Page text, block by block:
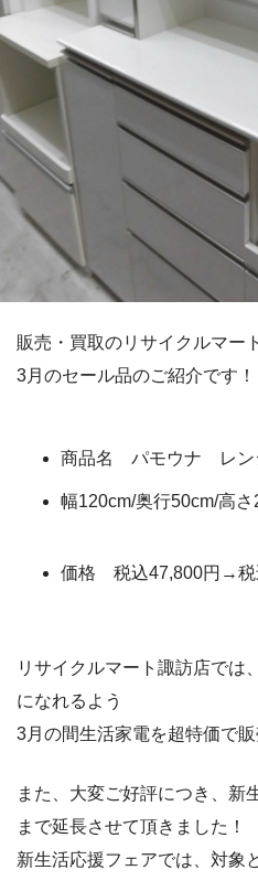
販売・買取のリサイクルマー
3月のセール品のご紹介です！
商品名 パモウナ レン
幅120cm/奥行50cm/高さ
価格 税込47,800円→税
リサイクルマート諏訪店では
になれるよう
3月の間生活家電を超特価で販
また、大変ご好評につき、新
まで延長させて頂きました！
新生活応援フェアでは、対象